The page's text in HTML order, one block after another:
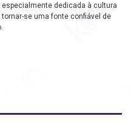
especialmente dedicada à cultura
se uma fonte confiável de